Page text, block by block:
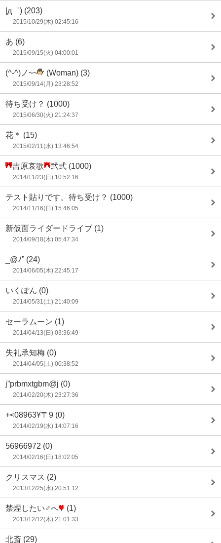
|д゜) (203)
2015/10/29(木) 02:45:16
あ (6)
2015/09/15(火) 04:00:01
(^-^)ノ~~ (Woman) (3)
2015/09/14(月) 23:28:52
待ち受け？ (1000)
2015/06/30(火) 21:24:37
花＊ (15)
2015/02/11(水) 13:46:54
吉原哀歌 弐式 (1000)
2014/11/23(日) 10:52:16
テスト貼りです。待ち受け？ (1000)
2014/11/16(日) 15:46:05
新仮面ライダードライブ (1)
2014/09/18(木) 05:47:34
_@ﾉ” (24)
2014/06/05(木) 22:45:17
いくぽん (0)
2014/05/31(土) 21:40:09
セーラムーン (1)
2014/04/13(日) 03:36:49
失礼承知梅 (0)
2014/04/05(土) 00:38:52
j”prbmxtgbm@j (0)
2014/02/20(木) 23:27:36
+<08963¥〒9 (0)
2014/02/19(水) 14:07:16
56966972 (0)
2014/02/16(日) 18:02:05
クリスマス (2)
2013/12/25(水) 20:51:12
禁煙したい♂へ (1)
2013/12/12(木) 21:01:33
北斎 (29)